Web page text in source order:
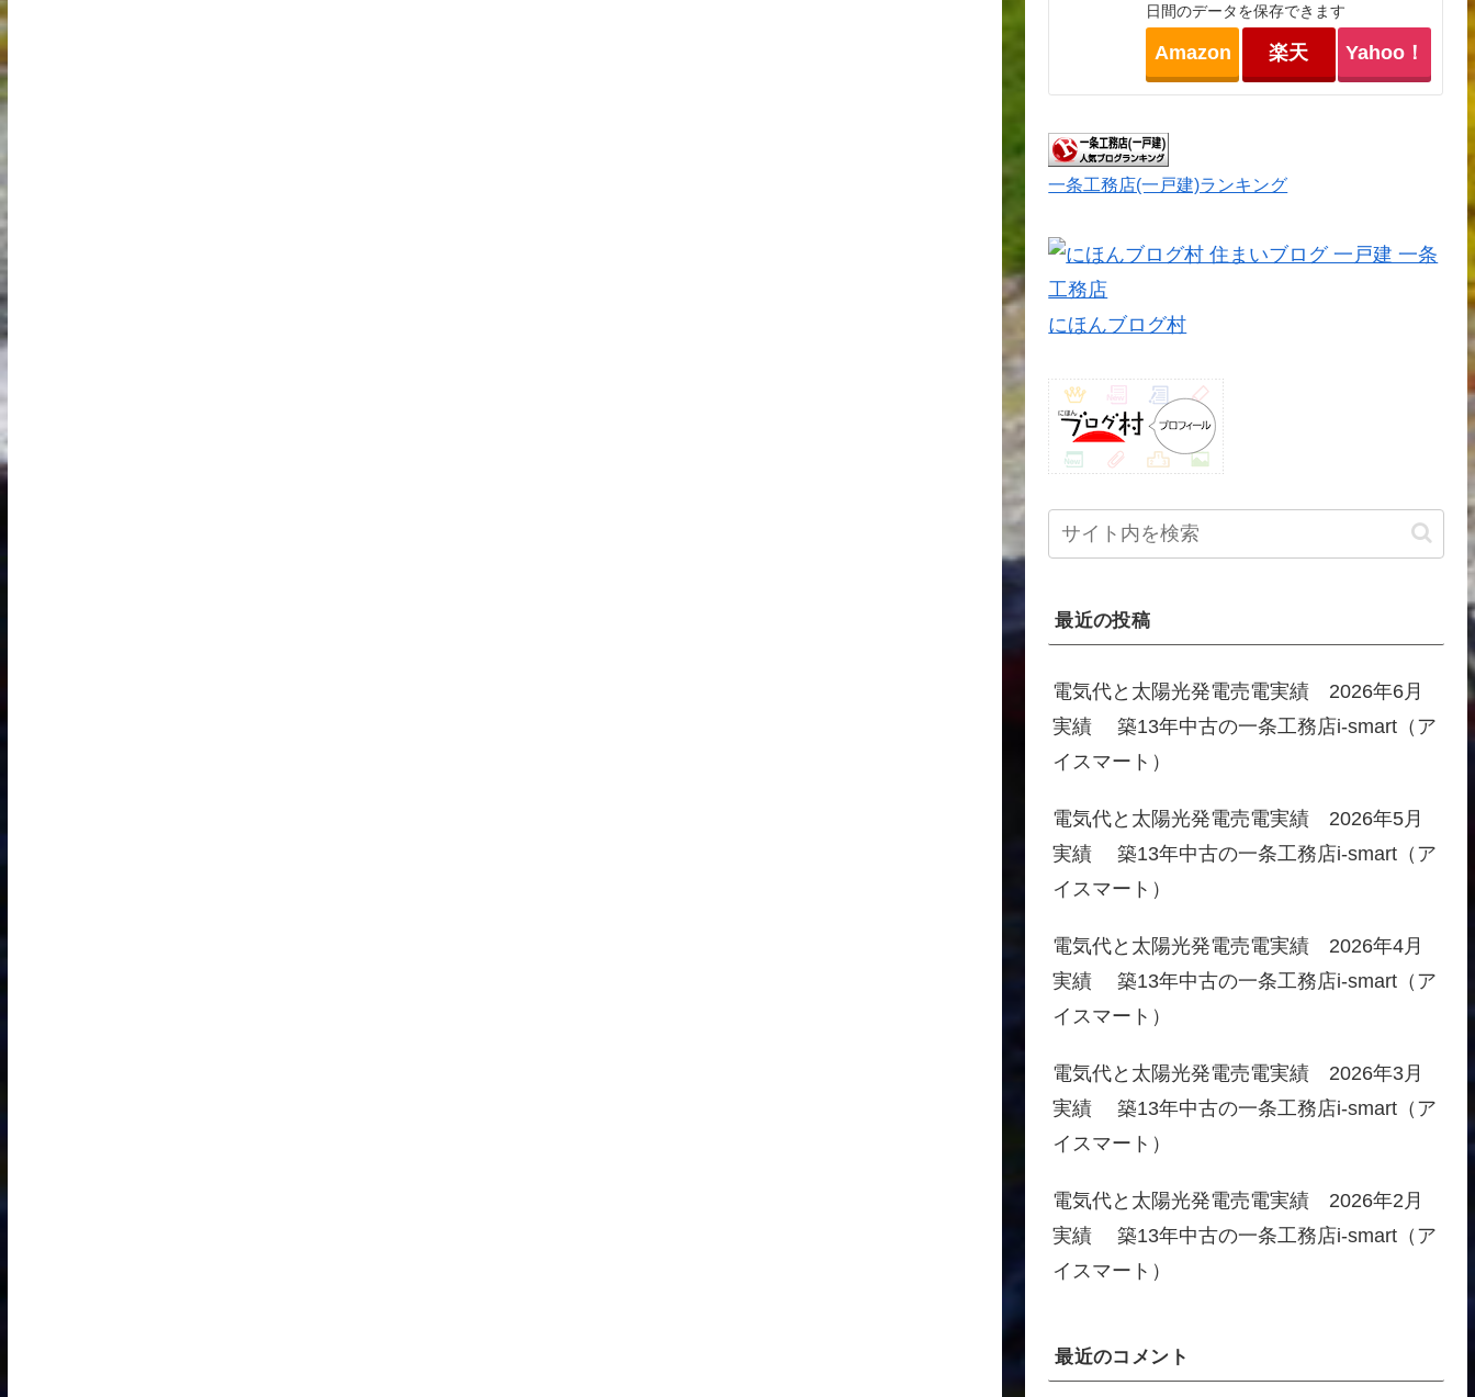
日間のデータを保存できます
Amazon 楽天 Yahoo！
一条工務店(一戸建)ランキング
にほんブログ村
最近の投稿
電気代と太陽光発電売電実績 2026年6月
実績 築13年中古の一条工務店i-smart（ア
イスマート）
電気代と太陽光発電売電実績 2026年5月
実績 築13年中古の一条工務店i-smart（ア
イスマート）
電気代と太陽光発電売電実績 2026年4月
実績 築13年中古の一条工務店i-smart（ア
イスマート）
電気代と太陽光発電売電実績 2026年3月
実績 築13年中古の一条工務店i-smart（ア
イスマート）
電気代と太陽光発電売電実績 2026年2月
実績 築13年中古の一条工務店i-smart（ア
イスマート）
最近のコメント